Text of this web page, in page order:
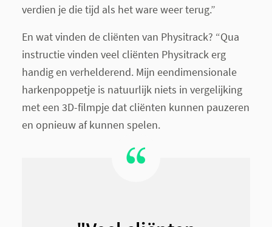
verdien je die tijd als het ware weer terug.”
En wat vinden de cliënten van Physitrack? “Qua
instructie vinden veel cliënten Physitrack erg
handig en verhelderend. Mijn eendimensionale
harkenpoppetje is natuurlijk niets in vergelijking
met een 3D-filmpje dat cliënten kunnen pauzeren
en opnieuw af kunnen spelen.